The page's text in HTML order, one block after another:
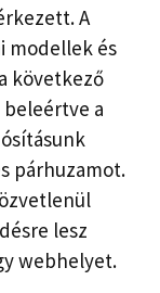
A
modellek és
következő
a
párhuzamot.
lesz
webhelyet.